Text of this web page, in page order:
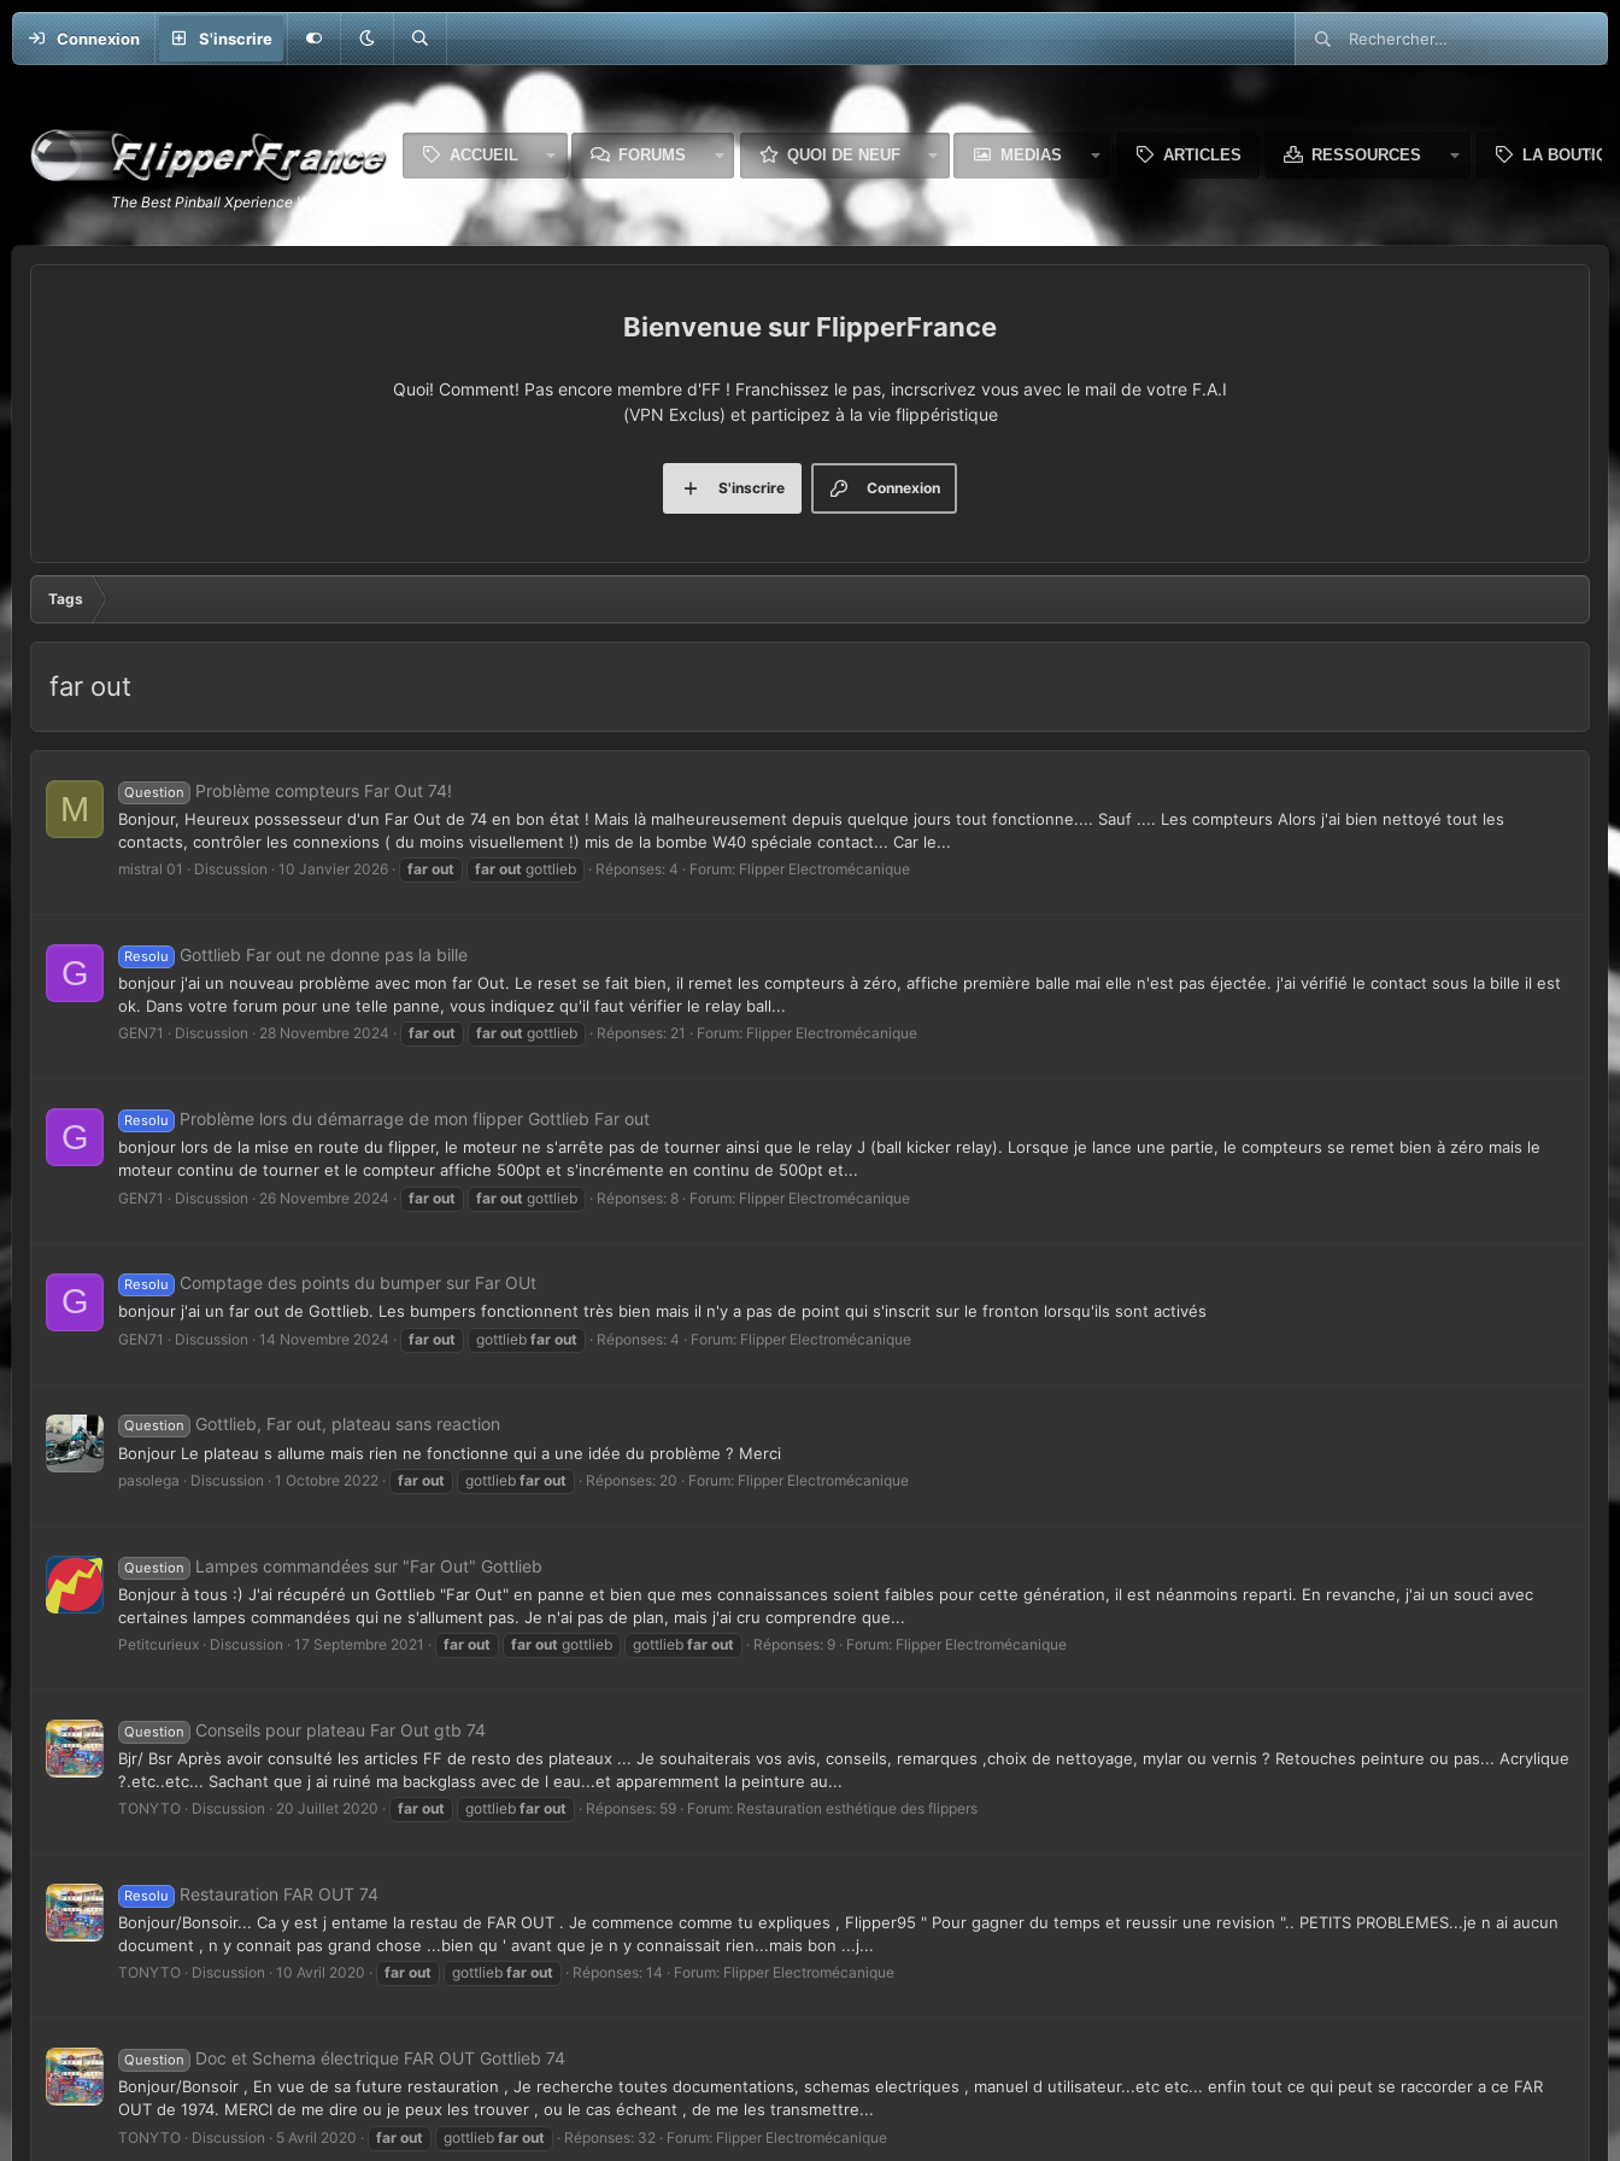
Connexion S'inscrire
ACCUEIL FORUMS QUOI DE NEUF MEDIAS ARTICLES RESSOURCES LA
FlipperFrance
Quoi! Comment! Pas encore membre d'FF ! Franchissez le pas, incrscrivez vous avec le mail de votre F.A.I
(VPN Exclus) et participez à la vie flippéristique
Connexion
S'inscrire
Tags
far out
M Question Problème compteurs Far Out 74!
Bonjour, Heureux possesseur d'un Far Out de 74 en bon état ! Mais là malheureusement depuis quelque jours tout fonctionne.... Sauf .... Les compteurs Alors j'ai bien nettoyé tout les
contacts, contrôler les connexions ( du moins visuellement !) mis de la bombe W40 spéciale contact... Car le...
mistral 01 Discussion 10 Janvier 2026 far out far out gottlieb Réponses: 4 Forum: Flipper Electromécanique
G Resolu Gottlieb Far out ne donne pas la bille
bonjour j'ai un nouveau problème avec mon far Out. Le reset se fait bien, il remet les compteurs à zéro, affiche première balle mai elle n'est pas éjectée. j'ai vérifié le contact sous la bille il est
ok. Dans votre forum pour une telle panne, vous indiquez qu'il faut vérifier le relay ball...
GEN71 Discussion 28 Novembre 2024 far out far out gottlieb Réponses: 21 Forum: Flipper Electromécanique
G Resolu Problème lors du démarrage de mon flipper Gottlieb Far out
bonjour lors de la mise en route du flipper, le moteur ne s'arrête pas de tourner ainsi que le relay J (ball kicker relay). Lorsque je lance une partie, le compteurs se remet bien à zéro mais le
moteur continu de tourner et le compteur affiche 500pt et s'incrémente en continu de 500pt et...
GEN71 Discussion 26 Novembre 2024 far out far out gottlieb Réponses: 8 Forum: Flipper Electromécanique
G Resolu Comptage des points du bumper sur Far OUt
bonjour j'ai un far out de Gottlieb. Les bumpers fonctionnent très bien mais il n'y a pas de point qui s'inscrit sur le fronton lorsqu'ils sont activés
GEN71 Discussion 14 Novembre 2024 far out gottlieb far out Réponses: 4 Forum: Flipper Electromécanique
Question Gottlieb, Far out, plateau sans reaction
Bonjour Le plateau s allume mais rien ne fonctionne qui a une idée du problème ? Merci
pasolega Discussion 1 Octobre 2022 far out gottlieb far out Réponses: 20 Forum: Flipper Electromécanique
Question Lampes commandées sur "Far Out" Gottlieb
Bonjour à tous :) J'ai récupéré un Gottlieb "Far Out" en panne et bien que mes connaissances soient faibles pour cette génération, il est néanmoins reparti. En revanche, j'ai un souci avec
certaines lampes commandées qui ne s'allument pas. Je n'ai pas de plan, mais j'ai cru comprendre que...
Petitcurieux Discussion 17 Septembre 2021 far out far out gottlieb gottlieb far out Réponses: 9 Forum: Flipper Electromécanique
Question Conseils pour plateau Far Out gtb 74
Bjr/ Bsr Après avoir consulté les articles FF de resto des plateaux ... Je souhaiterais vos avis, conseils, remarques ,choix de nettoyage, mylar ou vernis ? Retouches peinture ou pas... Acrylique
?.etc..etc... Sachant que j ai ruiné ma backglass avec de l eau...et apparemment la peinture au...
TONYTO Discussion 20 Juillet 2020 far out gottlieb far out Réponses: 59 Forum: Restauration esthétique des flippers
Resolu Restauration FAR OUT 74
Bonjour/Bonsoir... Ca y est j entame la restau de FAR OUT . Je commence comme tu expliques , Flipper95 " Pour gagner du temps et reussir une revision ".. PETITS PROBLEMES...je n ai aucun
document , n y connait pas grand chose ...bien qu ' avant que je n y connaissait rien...mais bon ...j...
TONYTO Discussion 10 Avril 2020 far out gottlieb far out Réponses: 14 Forum: Flipper Electromécanique
Question Doc et Schema électrique FAR OUT Gottlieb 74
Bonjour/Bonsoir , En vue de sa future restauration , Je recherche toutes documentations, schemas electriques , manuel d utilisateur...etc etc... enfin tout ce qui peut se raccorder a ce FAR
OUT de 1974. MERCI de me dire ou je peux les trouver , ou le cas écheant , de me les transmettre...
TONYTO Discussion 5 Avril 2020 far out gottlieb far out Réponses: 32 Forum: Flipper Electromécanique